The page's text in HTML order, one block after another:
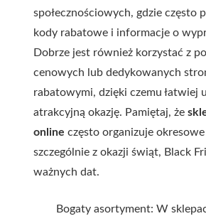
społecznościowych, gdzie często
kody rabatowe i informacje o
Dobrze jest również korzystać z
cenowych lub dedykowanych
rabatowymi, dzięki czemu łatwiej
atrakcyjną okazję. Pamiętaj, że
online często organizuje
szczególnie z okazji świąt, Black
ważnych dat.
Bogaty asortyment: W